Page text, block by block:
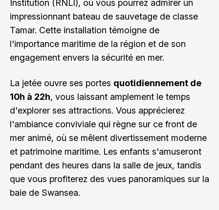
Institution (RNLI), où vous pourrez admirer un
impressionnant bateau de sauvetage de classe
Tamar. Cette installation témoigne de
l'importance maritime de la région et de son
engagement envers la sécurité en mer.
La jetée ouvre ses portes quotidiennement de
10h à 22h, vous laissant amplement le temps
d'explorer ses attractions. Vous apprécierez
l'ambiance conviviale qui règne sur ce front de
mer animé, où se mêlent divertissement moderne
et patrimoine maritime. Les enfants s'amuseront
pendant des heures dans la salle de jeux, tandis
que vous profiterez des vues panoramiques sur la
baie de Swansea.